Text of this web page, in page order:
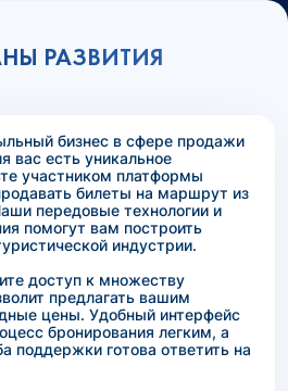
РАЗВИТИЯ
бизнес в сфере продажи
вас есть уникальное
участником платформы
билеты на маршрут из
передовые технологии и
помогут вам построить
индустрии.
доступ к множеству
предлагать вашим
цены. Удобный интерфейс
бронирования легким, а
поддержки готова ответить на